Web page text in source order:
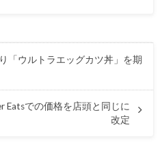
「ウルトラエッグカツ丼」を期
Eatsでの価格を店頭と同じに
改定